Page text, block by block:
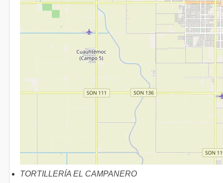
TORTILLERÍA EL CAMPANERO